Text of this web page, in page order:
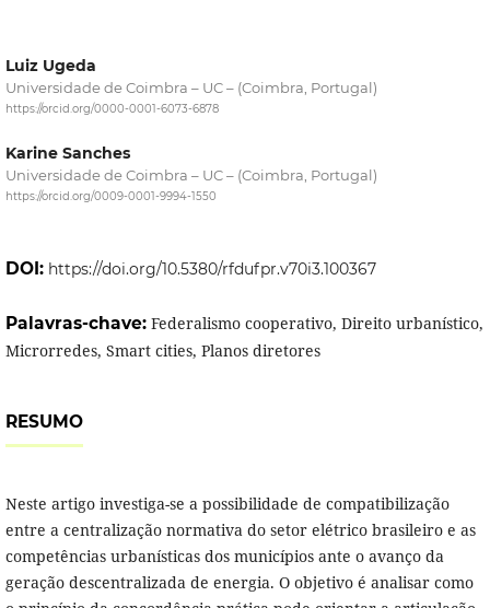
Luiz Ugeda
Universidade de Coimbra – UC – (Coimbra, Portugal)
https://orcid.org/0000-0001-6073-6878
Karine Sanches
Universidade de Coimbra – UC – (Coimbra, Portugal)
https://orcid.org/0009-0001-9994-1550
DOI: https://doi.org/10.5380/rfdufpr.v70i3.100367
Palavras-chave: Federalismo cooperativo, Direito urbanístico,
Microrredes, Smart cities, Planos diretores
RESUMO
Neste artigo investiga-se a possibilidade de compatibilização
entre a centralização normativa do setor elétrico brasileiro e as
competências urbanísticas dos municípios ante o avanço da
geração descentralizada de energia. O objetivo é analisar como